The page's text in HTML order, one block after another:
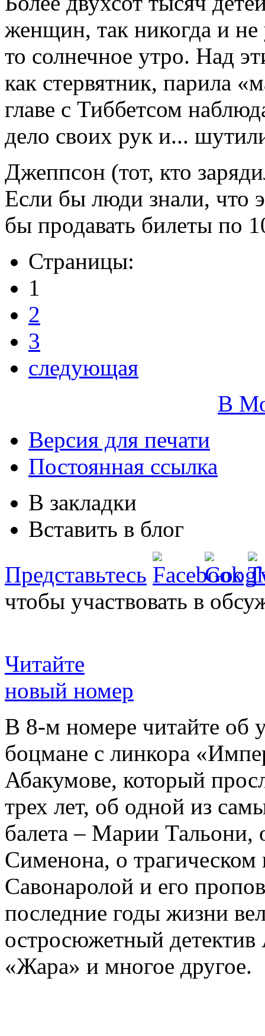
женщин, так никогда и
то солнечное утро. Над
как стервятник, парила
главе с Тиббетсом
дело своих рук и...
Джеппсон (тот, кто
Если бы люди знали, что
бы продавать билеты по
Страницы:
1
2
3
следующая
В
Версия для печати
Постоянная ссылка
В закладки
Вставить в блог
Представьтесь
чтобы участвовать в
Читайте
новый номер
В 8-м номере читайте об
боцмане с линкора
Абакумове, который
трех лет, об одной из
балета – Марии
Сименона, о трагическом
Савонаролой и его
последние годы жизни
остросюжетный детектив
«Жара» и многое другое.